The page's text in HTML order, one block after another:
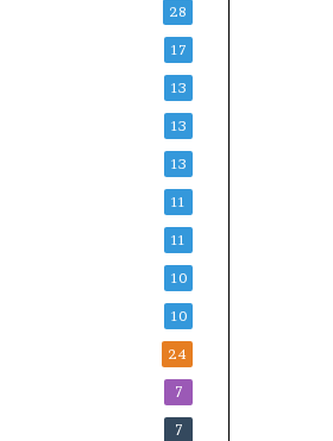
28
17
13
13
13
11
11
10
10
24
7
7